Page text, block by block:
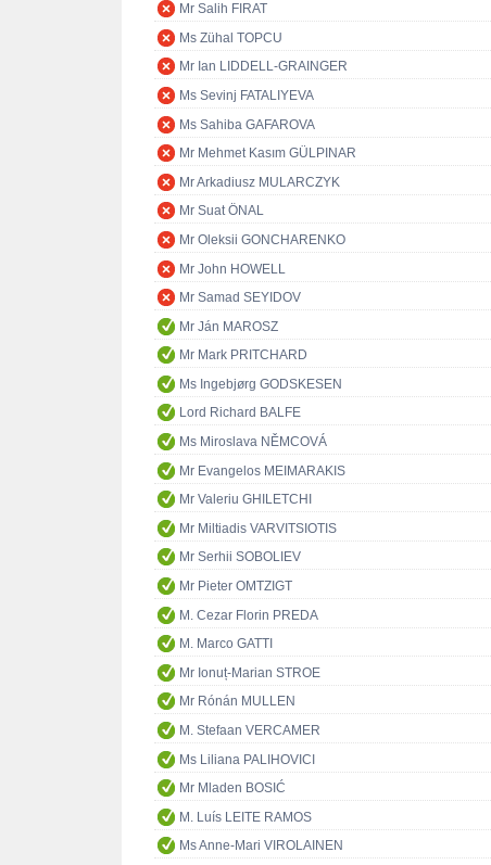
Mr Salih FIRAT
Ms Zühal TOPCU
Mr Ian LIDDELL-GRAINGER
Ms Sevinj FATALIYEVA
Ms Sahiba GAFAROVA
Mr Mehmet Kasım GÜLPINAR
Mr Arkadiusz MULARCZYK
Mr Suat ÖNAL
Mr Oleksii GONCHARENKO
Mr John HOWELL
Mr Samad SEYIDOV
Mr Ján MAROSZ
Mr Mark PRITCHARD
Ms Ingebjørg GODSKESEN
Lord Richard BALFE
Ms Miroslava NĚMCOVÁ
Mr Evangelos MEIMARAKIS
Mr Valeriu GHILETCHI
Mr Miltiadis VARVITSIOTIS
Mr Serhii SOBOLIEV
Mr Pieter OMTZIGT
M. Cezar Florin PREDA
M. Marco GATTI
Mr Ionuț-Marian STROE
Mr Rónán MULLEN
M. Stefaan VERCAMER
Ms Liliana PALIHOVICI
Mr Mladen BOSIĆ
M. Luís LEITE RAMOS
Ms Anne-Mari VIROLAINEN